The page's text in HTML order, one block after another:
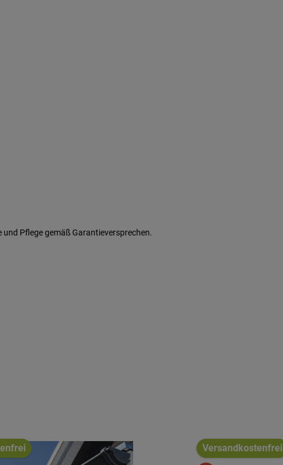
Pflege gemäß Garantieversprechen.
Versandkostenfrei